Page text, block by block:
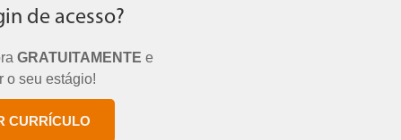
de acesso?
GRATUITAMENTE e
o seu estágio!
CURRÍCULO